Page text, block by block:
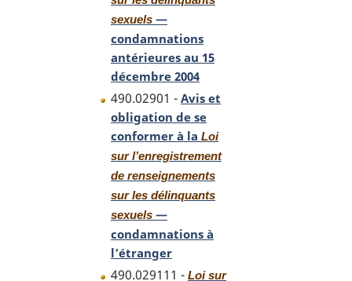
sexuels —
condamnations
antérieures au 15
décembre 2004
490.02901 - Avis et
obligation de se
conformer à la Loi
sur l’enregistrement
de renseignements
sur les délinquants
sexuels —
condamnations à
l’étranger
490.029111 - Loi sur